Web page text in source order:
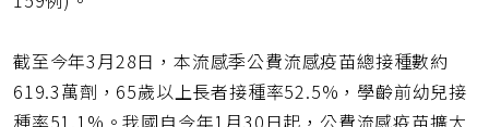
截至今年3月28日，本流感季公費流感疫苗總接種數約
619.3萬劑，65歲以上長者接種率52.5%，學齡前幼兒接
種率51.1%。我國自今年1月30日起，公費流感疫苗擴大